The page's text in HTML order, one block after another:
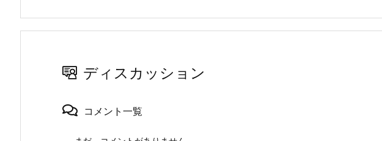
ディスカッション
コメント一覧